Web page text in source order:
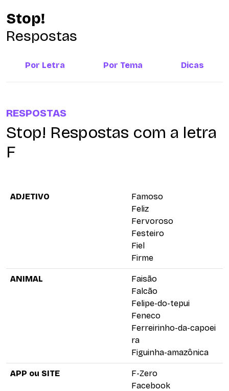
Stop!
Respostas
Por Letra Por Tema Dicas
RESPOSTAS
Stop! Respostas com a letra
F
ADJETIVO
Famoso
Feliz
Fervoroso
Festeiro
Fiel
Firme
ANIMAL
Faisão
Falcão
Felipe-do-tepui
Feneco
Ferreirinho-da-capoei
ra
Figuinha-amazônica
APP ou SITE
F-Zero
Facebook